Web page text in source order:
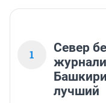
1
Север
лучший